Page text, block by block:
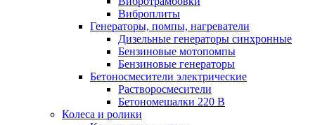
Виброплиты
Генераторы, помпы, нагреватели
Дизельные генераторы синхронные
Бензиновые мотопомпы
Бензиновые генераторы
Бетоносмесители электрические
Растворосмесители
Бетономешалки 220 В
Колеса и ролики